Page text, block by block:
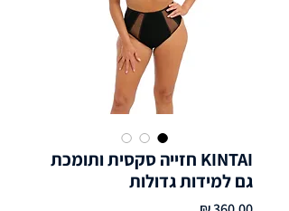
KINTAI חזייה סקסית ותומכת
גם למידות גדולות